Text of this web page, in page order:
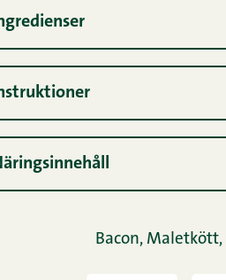
Bacon, Maletkött,